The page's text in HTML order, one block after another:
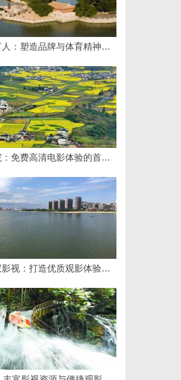
体育冠军代言人：塑造品牌与体育精神的完美结合
探秘丫丫影院：免费高清电影体验的首选平台
深入解析蚂蚁影视：打造优质观影体验的领先平台